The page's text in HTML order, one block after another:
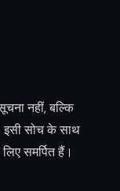
नहीं, बल्कि
इसी सोच के साथ
समर्पित हैं।